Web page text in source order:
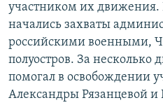
участником их движения.
начались захваты
российскими военными,
полуостров. За несколько
помогал в освобождении
Александры Рязанцевой и